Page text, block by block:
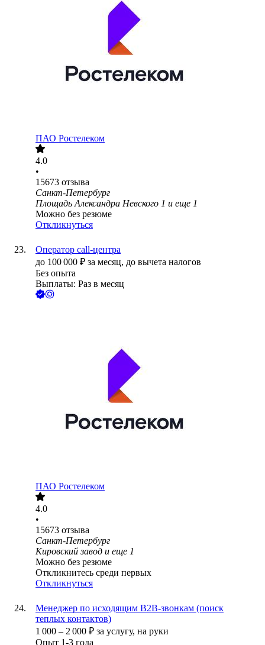
ПАО Ростелеком
4.0
•
15673 отзыва
Санкт-Петербург
Площадь Александра Невского 1 и еще 1
Можно без резюме
Откликнуться
Оператор call-центра
до 100 000 ₽ за месяц, до вычета налогов
Без опыта
Выплаты: Раз в месяц
ПАО Ростелеком
4.0
•
15673 отзыва
Санкт-Петербург
Кировский завод и еще 1
Можно без резюме
Откликнитесь среди первых
Откликнуться
Менеджер по исходящим В2В-звонкам (поиск
теплых контактов)
1 000 – 2 000 ₽ за услугу, на руки
Опыт 1-3 года